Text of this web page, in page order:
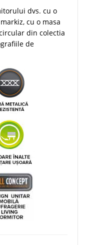
dvs. cu o
cu o masa
din colectia
de